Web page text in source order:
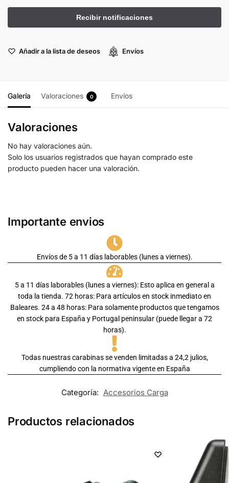
Añadir a la lista de deseos Envíos
Galería Valoraciones 0 Envíos
Valoraciones
No hay valoraciones aún.
Solo los usuarios registrados que hayan comprado este
producto pueden hacer una valoración.
Importante envios
Envíos de 5 a 11 días laborables (lunes a viernes).
5 a 11 días laborables (lunes a viernes): Esto aplica en general a
toda la tienda. 72 horas: Para artículos en stock inmediato en
Baleares. 24 a 48 horas: Para solamente productos que tengamos
en stock para España y Portugal peninsular (puede llegar a 72
horas).
Todas nuestras carabinas se venden limitadas a 24,2 julios,
cumpliendo con la normativa vigente en España
Categoría: Accesorios Carga
Productos relacionados